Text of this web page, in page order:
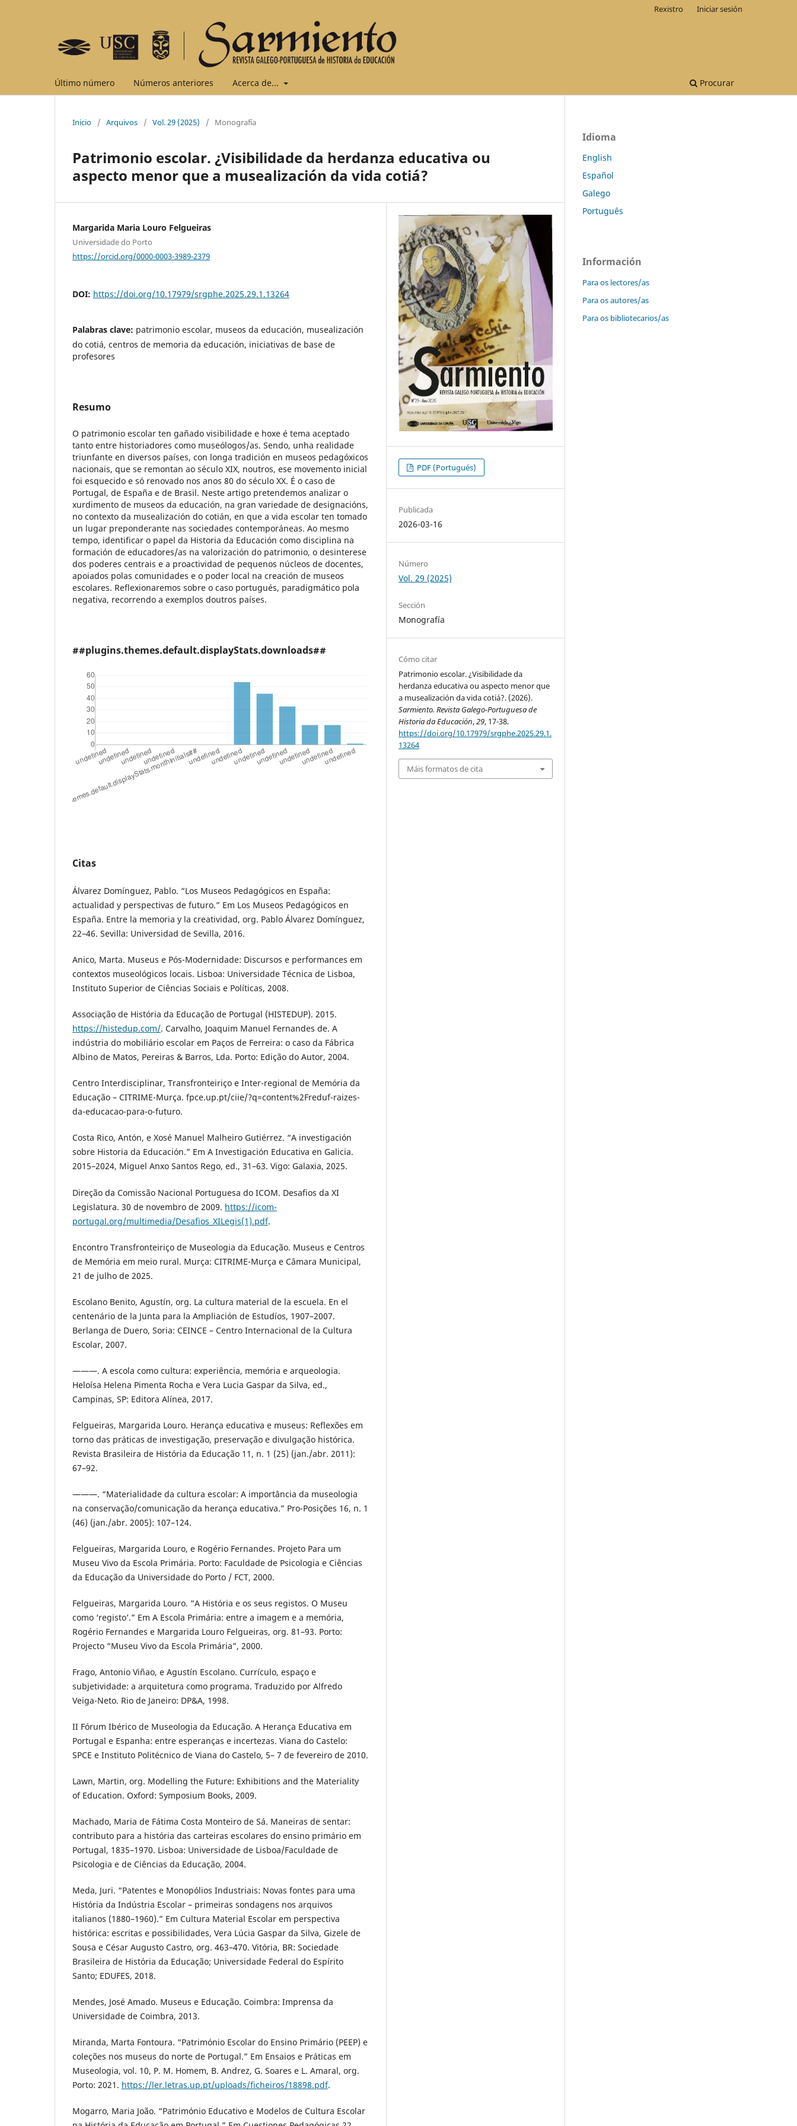
Último número Números anteriores Acerca de... Procurar
Rexistro Iniciar sesión
Inicio / Arquivos / Vol. 29 (2025) / Monografía
Patrimonio escolar. ¿Visibilidade da herdanza educativa ou
aspecto menor que a musealización da vida cotiá?
Margarida Maria Louro Felgueiras
Universidade do Porto
https://orcid.org/0000-0003-3989-2379
DOI: https://doi.org/10.17979/srgphe.2025.29.1.13264
Palabras clave: patrimonio escolar, museos da educación, musealización
do cotiá, centros de memoria da educación, iniciativas de base de
profesores
Resumo
O patrimonio escolar ten gañado visibilidade e hoxe é tema aceptado
tanto entre historiadores como museólogos/as. Sendo, unha realidade
triunfante en diversos países, con longa tradición en museos pedagóxicos
nacionais, que se remontan ao século XIX, noutros, ese movemento inicial
foi esquecido e só renovado nos anos 80 do século XX. É o caso de
Portugal, de España e de Brasil. Neste artigo pretendemos analizar o
xurdimento de museos da educación, na gran variedade de designacións,
no contexto da musealización do cotián, en que a vida escolar ten tomado
un lugar preponderante nas sociedades contemporáneas. Ao mesmo
tempo, identificar o papel da Historia da Educación como disciplina na
formación de educadores/as na valorización do patrimonio, o desinterese
dos poderes centrais e a proactividad de pequenos núcleos de docentes,
apoiados polas comunidades e o poder local na creación de museos
escolares. Reflexionaremos sobre o caso portugués, paradigmático pola
negativa, recorrendo a exemplos doutros países.
##plugins.themes.default.displayStats.downloads##
Citas
Álvarez Domínguez, Pablo. “Los Museos Pedagógicos en España:
actualidad y perspectivas de futuro.” Em Los Museos Pedagógicos en
España. Entre la memoria y la creatividad, org. Pablo Álvarez Domínguez,
22–46. Sevilla: Universidad de Sevilla, 2016.
Anico, Marta. Museus e Pós-Modernidade: Discursos e performances em
contextos museológicos locais. Lisboa: Universidade Técnica de Lisboa,
Instituto Superior de Ciências Sociais e Políticas, 2008.
Associação de História da Educação de Portugal (HISTEDUP). 2015.
https://histedup.com/. Carvalho, Joaquim Manuel Fernandes de. A
indústria do mobiliário escolar em Paços de Ferreira: o caso da Fábrica
Albino de Matos, Pereiras & Barros, Lda. Porto: Edição do Autor, 2004.
Centro Interdisciplinar, Transfronteiriço e Inter-regional de Memória da
Educação – CITRIME-Murça. fpce.up.pt/ciie/?q=content%2Freduf-raizes-
da-educacao-para-o-futuro.
Costa Rico, Antón, e Xosé Manuel Malheiro Gutiérrez. “A investigación
sobre Historia da Educación.” Em A Investigación Educativa en Galicia.
2015–2024, Miguel Anxo Santos Rego, ed., 31–63. Vigo: Galaxia, 2025.
Direção da Comissão Nacional Portuguesa do ICOM. Desafios da XI
Legislatura. 30 de novembro de 2009. https://icom-
portugal.org/multimedia/Desafios_XILegis(1).pdf.
Encontro Transfronteiriço de Museologia da Educação. Museus e Centros
de Memória em meio rural. Murça: CITRIME-Murça e Câmara Municipal,
21 de julho de 2025.
Escolano Benito, Agustín, org. La cultura material de la escuela. En el
centenário de la Junta para la Ampliación de Estudíos, 1907–2007.
Berlanga de Duero, Soria: CEINCE – Centro Internacional de la Cultura
Escolar, 2007.
———. A escola como cultura: experiência, memória e arqueologia.
Heloísa Helena Pimenta Rocha e Vera Lucia Gaspar da Silva, ed.,
Campinas, SP: Editora Alínea, 2017.
Felgueiras, Margarida Louro. Herança educativa e museus: Reflexões em
torno das práticas de investigação, preservação e divulgação histórica.
Revista Brasileira de História da Educação 11, n. 1 (25) (jan./abr. 2011):
67–92.
———. “Materialidade da cultura escolar: A importância da museologia
na conservação/comunicação da herança educativa.” Pro-Posições 16, n. 1
(46) (jan./abr. 2005): 107–124.
Felgueiras, Margarida Louro, e Rogério Fernandes. Projeto Para um
Museu Vivo da Escola Primária. Porto: Faculdade de Psicologia e Ciências
da Educação da Universidade do Porto / FCT, 2000.
Felgueiras, Margarida Louro. “A História e os seus registos. O Museu
como ‘registo’.” Em A Escola Primária: entre a imagem e a memória,
Rogério Fernandes e Margarida Louro Felgueiras, org. 81–93. Porto:
Projecto “Museu Vivo da Escola Primária”, 2000.
Frago, Antonio Viñao, e Agustín Escolano. Currículo, espaço e
subjetividade: a arquitetura como programa. Traduzido por Alfredo
Veiga-Neto. Rio de Janeiro: DP&A, 1998.
II Fórum Ibérico de Museologia da Educação. A Herança Educativa em
Portugal e Espanha: entre esperanças e incertezas. Viana do Castelo:
SPCE e Instituto Politécnico de Viana do Castelo, 5– 7 de fevereiro de 2010.
Lawn, Martin, org. Modelling the Future: Exhibitions and the Materiality
of Education. Oxford: Symposium Books, 2009.
Machado, Maria de Fátima Costa Monteiro de Sá. Maneiras de sentar:
contributo para a história das carteiras escolares do ensino primário em
Portugal, 1835–1970. Lisboa: Universidade de Lisboa/Faculdade de
Psicologia e de Ciências da Educação, 2004.
Meda, Juri. “Patentes e Monopólios Industriais: Novas fontes para uma
História da Indústria Escolar – primeiras sondagens nos arquivos
italianos (1880–1960).” Em Cultura Material Escolar em perspectiva
histórica: escritas e possibilidades, Vera Lúcia Gaspar da Silva, Gizele de
Sousa e César Augusto Castro, org. 463–470. Vitória, BR: Sociedade
Brasileira de História da Educação; Universidade Federal do Espírito
Santo; EDUFES, 2018.
Mendes, José Amado. Museus e Educação. Coimbra: Imprensa da
Universidade de Coimbra, 2013.
Miranda, Marta Fontoura. “Património Escolar do Ensino Primário (PEEP) e
coleções nos museus do norte de Portugal.” Em Ensaios e Práticas em
Museologia, vol. 10, P. M. Homem, B. Andrez, G. Soares e L. Amaral, org.
Porto: 2021. https://ler.letras.up.pt/uploads/ficheiros/18898.pdf.
Mogarro, Maria João. “Património Educativo e Modelos de Cultura Escolar
PDF (Portugués)
Publicada
2026-03-16
Número
Vol. 29 (2025)
Sección
Monografía
Cómo citar
Patrimonio escolar. ¿Visibilidade da
herdanza educativa ou aspecto menor que
a musealización da vida cotiá?. (2026).
Sarmiento. Revista Galego-Portuguesa de
Historia da Educación,29, 17-38.
https://doi.org/10.17979/srgphe.2025.29.1.
13264
Máis formatos de cita
Idioma
English
Español
Galego
Português
Información
Para os lectores/as
Para os autores/as
Para os bibliotecarios/as